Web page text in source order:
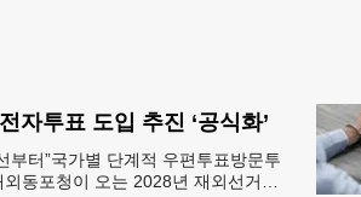
자투표 도입 추진 ‘공식화’
부터”국가별 단계적 우편투표방문투
동포청이 오는 2028년 재외선거부